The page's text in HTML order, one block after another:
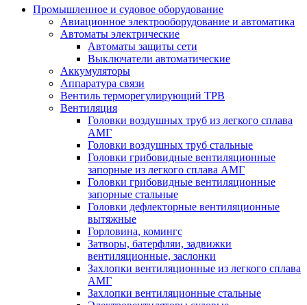
Промышленное и судовое оборудование
Авиационное электрооборудование и автоматика
Автоматы электрические
Автоматы защиты сети
Выключатели автоматические
Аккумуляторы
Аппаратура связи
Вентиль терморегулирующий ТРВ
Вентиляция
Головки воздушных труб из легкого сплава
АМГ
Головки воздушных труб стальные
Головки грибовидные вентиляционные
запорные из легкого сплава АМГ
Головки грибовидные вентиляционные
запорные стальные
Головки дефлекторные вентиляционные
вытяжные
Горловина, комингс
Затворы, батерфляи, задвижки
вентиляционные, заслонки
Захлопки вентиляционные из легкого сплава
АМГ
Захлопки вентиляционные стальные